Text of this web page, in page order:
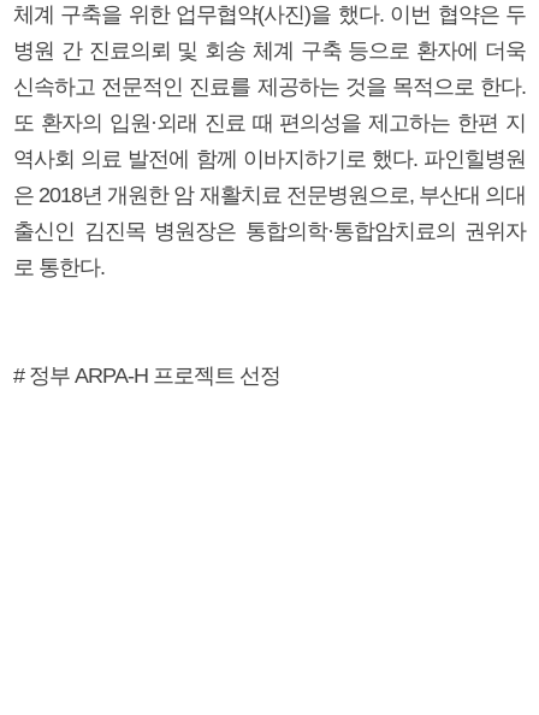
체계 구축을 위한 업무협약(사진)을 했다. 이번 협약은 두
병원 간 진료의뢰 및 회송 체계 구축 등으로 환자에 더욱
신속하고 전문적인 진료를 제공하는 것을 목적으로 한다.
또 환자의 입원·외래 진료 때 편의성을 제고하는 한편 지
역사회 의료 발전에 함께 이바지하기로 했다. 파인힐병원
은 2018년 개원한 암 재활치료 전문병원으로, 부산대 의대
출신인 김진목 병원장은 통합의학·통합암치료의 권위자
로 통한다.
# 정부 ARPA-H 프로젝트 선정